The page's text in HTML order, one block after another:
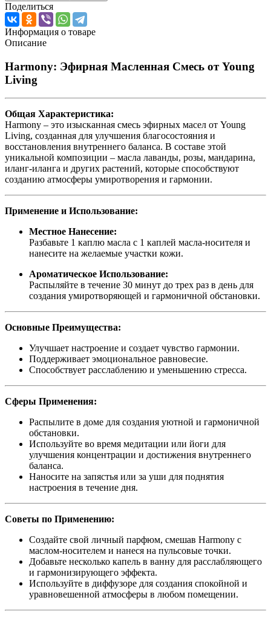
Поделиться
Информация о товаре
Описание
Harmony: Эфирная Масленная Смесь от Young
Living
Общая Характеристика:
Harmony – это изысканная смесь эфирных масел от Young
Living, созданная для улучшения благосостояния и
восстановления внутреннего баланса. В составе этой
уникальной композиции – масла лаванды, розы, мандарина,
иланг-иланга и других растений, которые способствуют
созданию атмосферы умиротворения и гармонии.
Применение и Использование:
Местное Нанесение:
Разбавьте 1 каплю масла с 1 каплей масла-носителя и
нанесите на желаемые участки кожи.
Ароматическое Использование:
Распыляйте в течение 30 минут до трех раз в день для
создания умиротворяющей и гармоничной обстановки.
Основные Преимущества:
Улучшает настроение и создает чувство гармонии.
Поддерживает эмоциональное равновесие.
Способствует расслаблению и уменьшению стресса.
Сферы Применения:
Распылите в доме для создания уютной и гармоничной
обстановки.
Используйте во время медитации или йоги для
улучшения концентрации и достижения внутреннего
баланса.
Наносите на запястья или за уши для поднятия
настроения в течение дня.
Советы по Применению:
Создайте свой личный парфюм, смешав Harmony с
маслом-носителем и нанеся на пульсовые точки.
Добавьте несколько капель в ванну для расслабляющего
и гармонизирующего эффекта.
Используйте в диффузоре для создания спокойной и
уравновешенной атмосферы в любом помещении.